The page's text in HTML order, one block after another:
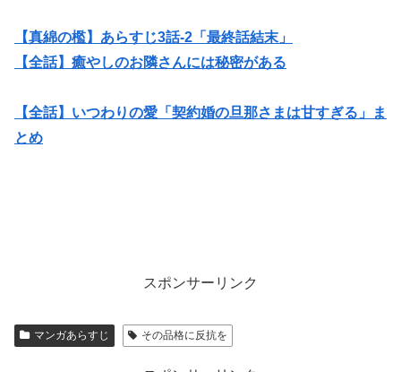
【真綿の檻】あらすじ3話-2「最終話結末」
【全話】癒やしのお隣さんには秘密がある
【全話】いつわりの愛「契約婚の旦那さまは甘すぎる」ま
とめ
スポンサーリンク
マンガあらすじ その品格に反抗を